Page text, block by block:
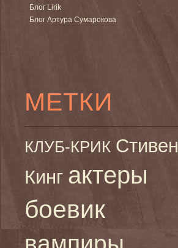
Блог Lirik
Блог Артура Сумарокова
МЕТКИ
КЛУБ-КРИК Стивен
Кинг актеры
боевик